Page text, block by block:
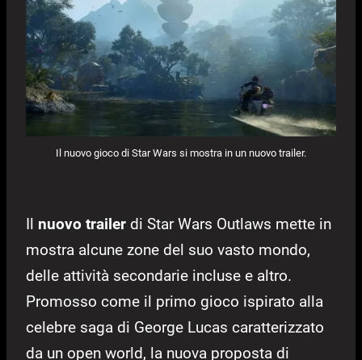
Il nuovo gioco di Star Wars si mostra in un nuovo trailer.
Il nuovo trailer di Star Wars Outlaws mette in
mostra alcune zone del suo vasto mondo,
delle attività secondarie incluse e altro.
Promosso come il primo gioco ispirato alla
celebre saga di George Lucas caratterizzato
da un open world, la nuova proposta di